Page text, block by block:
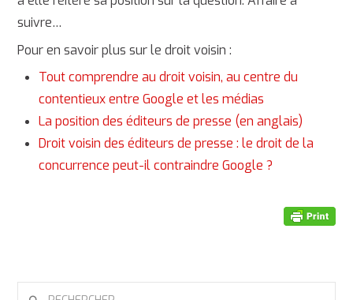
suivre…
Pour en savoir plus sur le droit voisin :
Tout comprendre au droit voisin, au centre du
contentieux entre Google et les médias
La position des éditeurs de presse (en anglais)
Droit voisin des éditeurs de presse : le droit de la
concurrence peut-il contraindre Google ?